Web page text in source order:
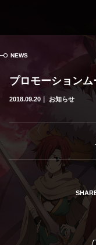
NEWS
プロモーションム
2018.09.20 お知らせ